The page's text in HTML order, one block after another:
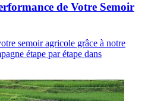
de Votre Semoir
semoir agricole grâce à notre
étape par étape dans